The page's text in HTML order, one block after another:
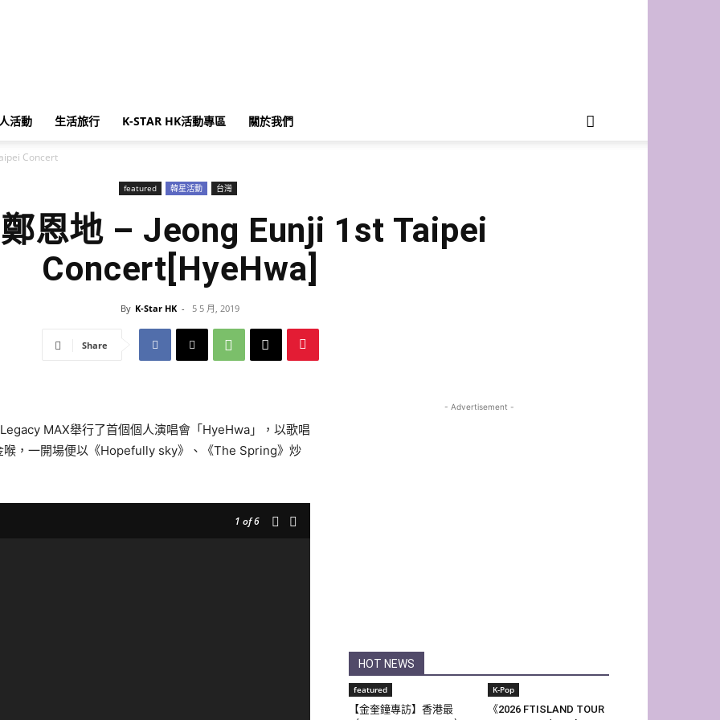
活動 生活旅行 K-STAR HK活動專區 關於我們
Concert
featured 韓星活動 台灣
恩地 – Jeong Eunji 1st Taipei
Concert[HyeHwa]
By K-Star HK - 5 5 月, 2019
Share
MAX舉行了首個個人演唱會「HyeHwa」，以歌唱
喉，一開場便以《Hopefully sky》、《The Spring》炒
1 of 6
- Advertisement -
HOT NEWS
featured
【金奎鐘專訪】香港最
K-Pop
《2026 FTISLAND TOUR